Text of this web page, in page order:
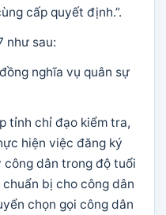
cấp quyết định.”.
như sau:
nghĩa vụ quân sự
tỉnh chỉ đạo kiểm tra,
hiện việc đăng ký
công dân trong độ tuổi
bị cho công dân
chọn gọi công dân